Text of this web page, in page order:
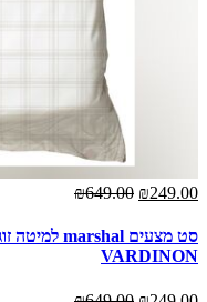
₪249.00
₪649.00
VARDINON